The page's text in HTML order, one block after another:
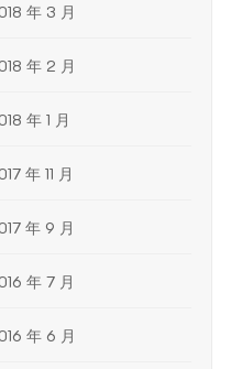
年 3 月
年 2 月
年 1 月
年 11 月
年 9 月
年 7 月
年 6 月